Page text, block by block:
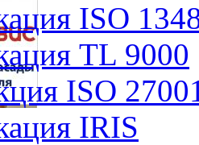
ISO
TL 9000
ISO
IRIS